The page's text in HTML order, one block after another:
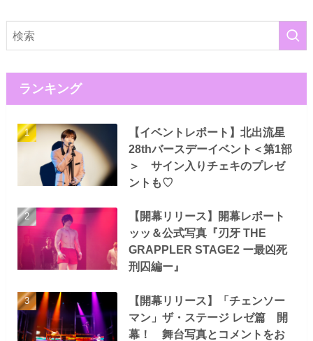
ランキング
【イベントレポート】北出流星
28thバースデーイベント＜第1部
＞ サイン入りチェキのプレゼ
ントも♡
【開幕リリース】開幕レポート
ッッ＆公式写真『刃牙 THE
GRAPPLER STAGE2 ー最凶死
刑囚編ー』
【開幕リリース】「チェンソー
マン」ザ・ステージ レゼ篇 開
幕！ 舞台写真とコメントをお